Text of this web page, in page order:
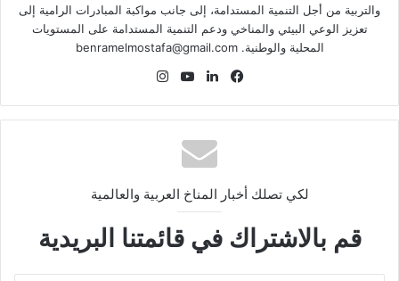
والتربية من أجل التنمية المستدامة، إلى جانب مواكبة المبادرات الرامية إلى
تعزيز الوعي البيئي والمناخي ودعم التنمية المستدامة على المستويات
المحلية والوطنية. benramelmostafa@gmail.com
في
وك
لينك
‫Yo
ub
ام
لكي تصلك أخبار المناخ العربية والعالمية
قم بالاشتراك في قائمتنا البريدية